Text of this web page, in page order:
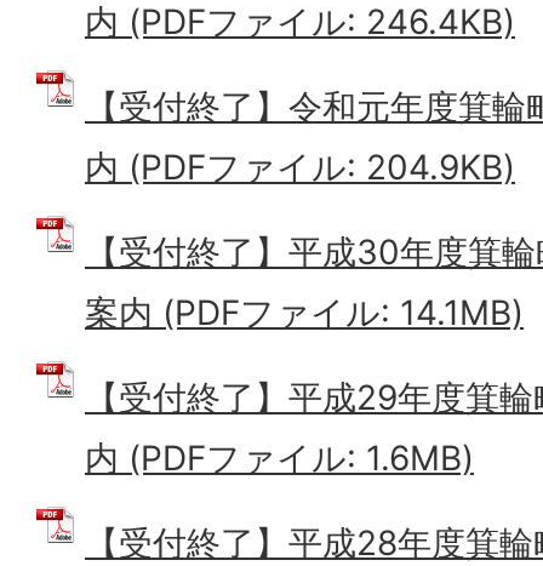
内 (PDFファイル: 246.4KB)
【受付終了】令和元年度箕
内 (PDFファイル: 204.9KB)
【受付終了】平成30年度箕
案内 (PDFファイル: 14.1MB)
【受付終了】平成29年度箕
内 (PDFファイル: 1.6MB)
【受付終了】平成28年度箕